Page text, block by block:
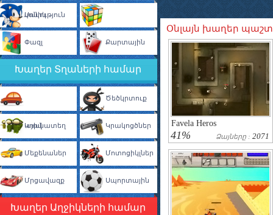
Պաշտպանություն
Սոնիկ
Տրամաբանական
Փազլ Քարտային
Խաղեր Տղաների համար
Ավտոկայանատեղ
Ծեծկրտուք
Կռիվ Կրակոցծներ
Մեքենաներ Մոտոցիկլներ
Մրցավազք Սպորտային
Խաղեր Աղջիկների համար
Օնլայն խաղեր
Favela Heros
41% Ձայները : 2071